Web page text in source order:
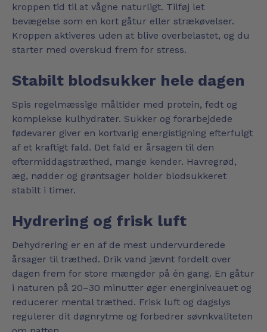
kroppen tid til at vågne naturligt. Tilføj let
bevægelse som en kort gåtur eller strækøvelser.
Kroppen aktiveres uden at blive overbelastet, og du
starter med overskud frem for stress.
Stabilt blodsukker hele dagen
Spis regelmæssige måltider med protein, fedt og
komplekse kulhydrater. Sukker og forarbejdede
fødevarer giver en kortvarig energistigning efterfulgt
af et kraftigt fald. Det fald er årsagen til den
eftermiddagstræthed, mange kender. Havregrød,
æg, nødder og grøntsager holder blodsukkeret
stabilt i timer.
Hydrering og frisk luft
Dehydrering er en af de mest undervurderede
årsager til træthed. Drik vand jævnt fordelt over
dagen frem for store mængder på én gang. En gåtur
i naturen på 20–30 minutter øger energiniveauet og
reducerer mental træthed. Frisk luft og dagslys
regulerer dit døgnrytme og forbedrer søvnkvaliteten